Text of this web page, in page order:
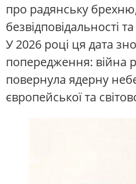
про радянську
безвідповідальності
У 2026 році ця дата
попередження: війна
повернула ядерну
європейської та